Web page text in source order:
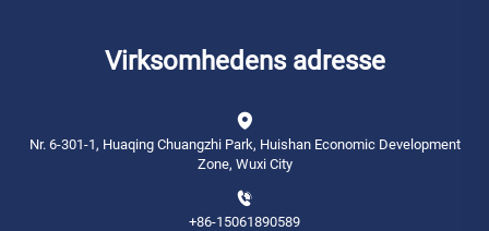
Virksomhedens adresse
Nr. 6-301-1, Huaqing Chuangzhi Park, Huishan Economic Development
Zone, Wuxi City
+86-15061890589